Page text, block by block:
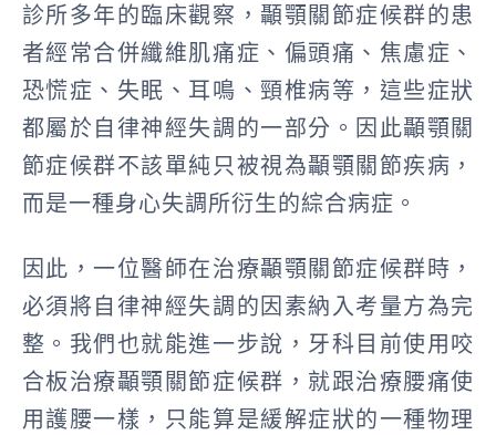
診所多年的臨床觀察，顳顎關節症候群的患
者經常合併纖維肌痛症、偏頭痛、焦慮症、
恐慌症、失眠、耳鳴、頸椎病等，這些症狀
都屬於自律神經失調的一部分。因此顳顎關
節症候群不該單純只被視為顳顎關節疾病，
而是一種身心失調所衍生的綜合病症。
因此，一位醫師在治療顳顎關節症候群時，
必須將自律神經失調的因素納入考量方為完
整。我們也就能進一步說，牙科目前使用咬
合板治療顳顎關節症候群，就跟治療腰痛使
用護腰一樣，只能算是緩解症狀的一種物理